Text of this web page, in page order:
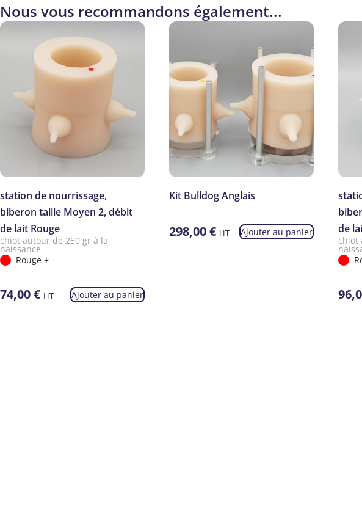
Nous vous recommandons également...
station de nourrissage,
biberon taille Moyen 2, débit
de lait Rouge
chiot autour de 250 gr à la
naissance
Rouge +
74,00€ HT Ajouter au panier
Kit Bulldog Anglais
298,00€ HT Ajouter au panier
de
chiot